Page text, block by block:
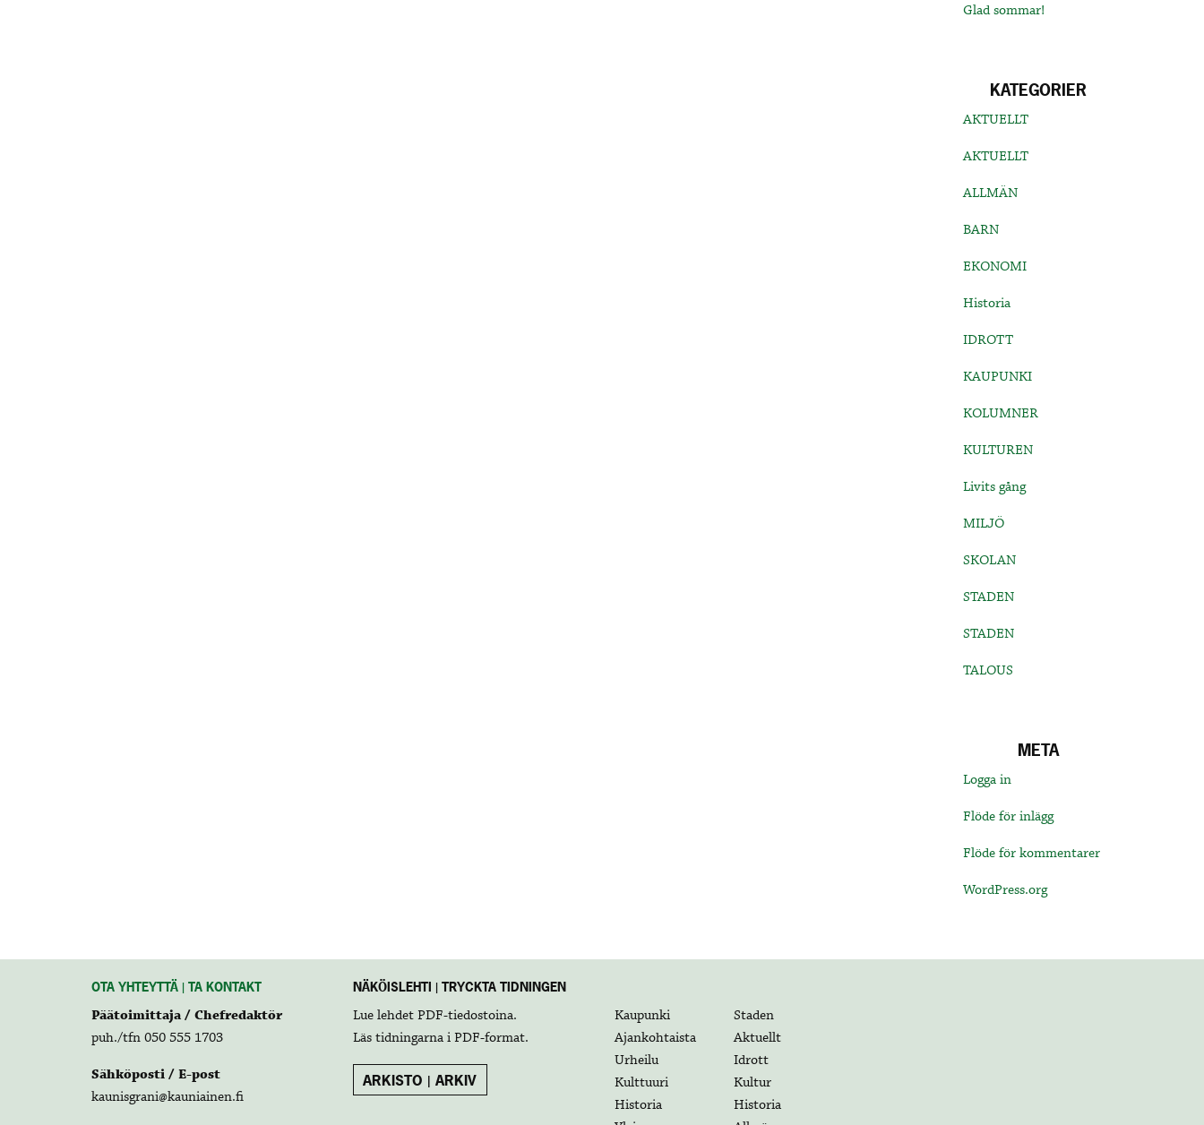
Glad sommar!
KATEGORIER
AKTUELLT
AKTUELLT
ALLMÄN
BARN
EKONOMI
Historia
IDROTT
KAUPUNKI
KOLUMNER
KULTUREN
Livits gång
MILJÖ
SKOLAN
STADEN
STADEN
TALOUS
META
Logga in
Flöde för inlägg
Flöde för kommentarer
WordPress.org
OTA YHTEYTTÄ | TA KONTAKT
Päätoimittaja / Chefredaktör
puh./tfn 050 555 1703
Sähköposti / E-post
kaunisgrani@kauniainen.fi
NÄKÖISLEHTI | TRYCKTA TIDNINGEN
Lue lehdet PDF-tiedostoina.
Läs tidningarna i PDF-format.
ARKISTO | ARKIV
Kaupunki
Staden
Ajankohtaista
Aktuellt
Urheilu
Idrott
Kulttuuri
Kultur
Historia
Historia